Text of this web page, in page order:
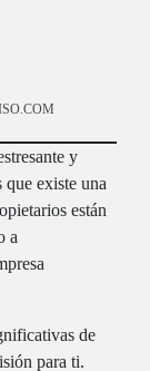
y
existe una
están
a
de
para ti.